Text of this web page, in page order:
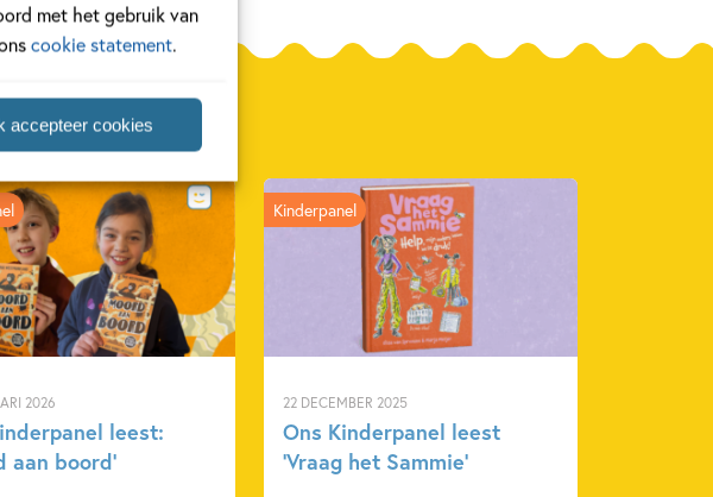
met het gebruik van
cookie statement.
accepteer cookies
2026
leest:
aan boord’
22 DECEMBER 2025
Ons Kinderpanel leest
‘Vraag het Sammie’
Kinderpanel